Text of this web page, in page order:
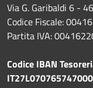
Via G. Garibaldi 6 -
Codice Fiscale:
Partita IVA:
Codice IBAN